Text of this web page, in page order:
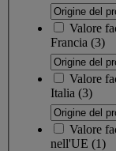
Valore
Francia (3)
Valore
Italia (3)
Valore
nell'UE (1)